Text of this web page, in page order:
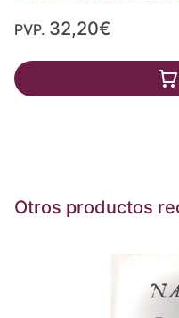
PVP. 32,20€
Otros productos